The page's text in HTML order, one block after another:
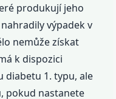
produkují jeho
výpadek v
nemůže získat
k dispozici
diabetu 1. typu, ale
pokud nastanete